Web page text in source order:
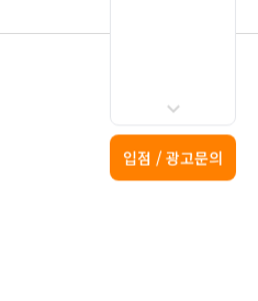
입점 / 광고문의